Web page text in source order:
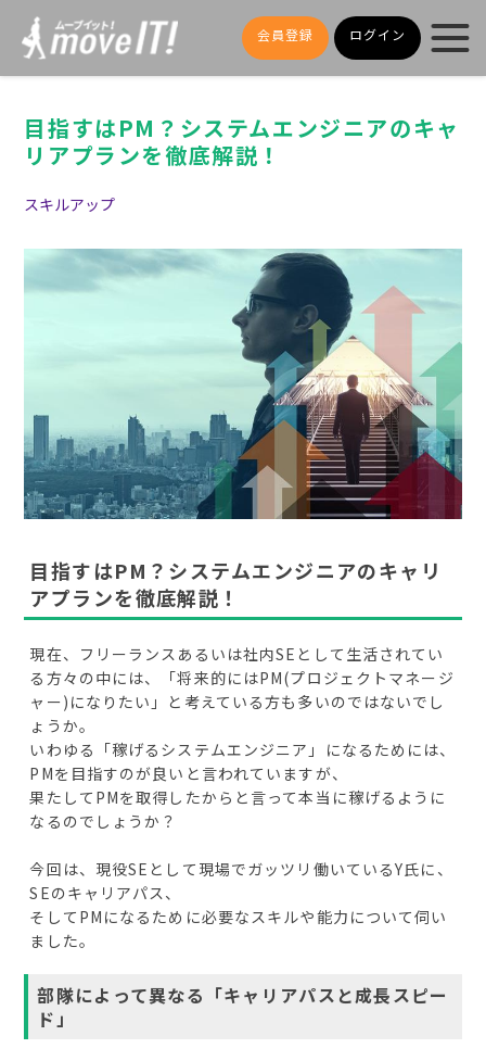
会員登録 ログイン
目指すはPM？システムエンジニアのキャ
リアプランを徹底解説！
スキルアップ
目指すはPM？システムエンジニアのキャリ
アプランを徹底解説！
現在、フリーランスあるいは社内SEとして生活されてい
る方々の中には、「将来的にはPM(プロジェクトマネージ
ャー)になりたい」と考えている方も多いのではないでし
ょうか。
いわゆる「稼げるシステムエンジニア」になるためには、
PMを目指すのが良いと言われていますが、
果たしてPMを取得したからと言って本当に稼げるように
なるのでしょうか？
今回は、現役SEとして現場でガッツリ働いているY氏に、
SEのキャリアパス、
そしてPMになるために必要なスキルや能力について伺い
ました。
部隊によって異なる「キャリアパスと成長スピー
ド」